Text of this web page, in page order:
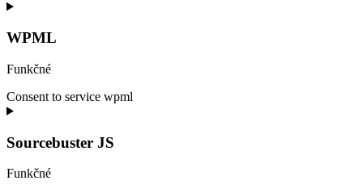
WPML
Funkčné
Consent to service wpml
Sourcebuster JS
Funkčné